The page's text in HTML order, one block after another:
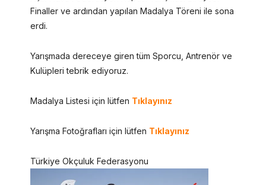
Finaller ve ardından yapılan Madalya Töreni ile sona
erdi.
Yarışmada dereceye giren tüm Sporcu, Antrenör ve
Kulüpleri tebrik ediyoruz.
Madalya Listesi için lütfen Tıklayınız
Yarışma Fotoğrafları için lütfen Tıklayınız
Türkiye Okçuluk Federasyonu